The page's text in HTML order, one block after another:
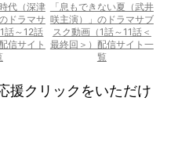
代（深津
ドラマサ
話～12話
信サイト
「息もできない夏（武井
咲主演）」のドラマサブ
スク動画（1話～11話＜
最終回＞）配信サイト一
覧
援クリックをいただけ